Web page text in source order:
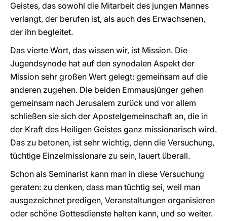
Geistes, das sowohl die Mitarbeit des jungen Mannes
verlangt, der berufen ist, als auch des Erwachsenen,
der ihn begleitet.
Das vierte Wort, das wissen wir, ist Mission. Die
Jugendsynode hat auf den synodalen Aspekt der
Mission sehr großen Wert gelegt: gemeinsam auf die
anderen zugehen. Die beiden Emmausjünger gehen
gemeinsam nach Jerusalem zurück und vor allem
schließen sie sich der Apostelgemeinschaft an, die in
der Kraft des Heiligen Geistes ganz missionarisch wird.
Das zu betonen, ist sehr wichtig, denn die Versuchung,
tüchtige Einzelmissionare zu sein, lauert überall.
Schon als Seminarist kann man in diese Versuchung
geraten: zu denken, dass man tüchtig sei, weil man
ausgezeichnet predigen, Veranstaltungen organisieren
oder schöne Gottesdienste halten kann, und so weiter.